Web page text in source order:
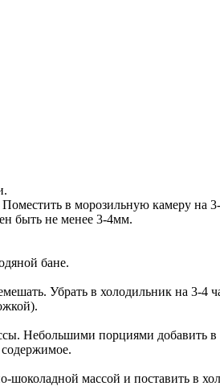
в морозильную камеру на
быть не менее 3-4мм.
бане.
Убрать в холодильник на 3-4
Небольшими порциями добавить
массой и поставить в